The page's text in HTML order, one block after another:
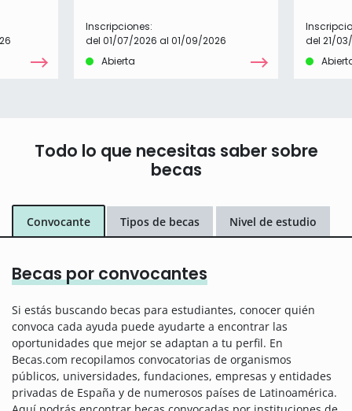
Inscripciones:
del 01/07/2026 al 01/09/2026
Abierta
del 21/
Todo lo que necesitas saber sobre
becas
Convocante Tipos de becas Nivel de estudio
Becas por convocantes
Si estás buscando becas para estudiantes, conocer quién
convoca cada ayuda puede ayudarte a encontrar las
oportunidades que mejor se adaptan a tu perfil. En
Becas.com recopilamos convocatorias de organismos
públicos, universidades, fundaciones, empresas y entidades
privadas de España y de numerosos países de Latinoamérica.